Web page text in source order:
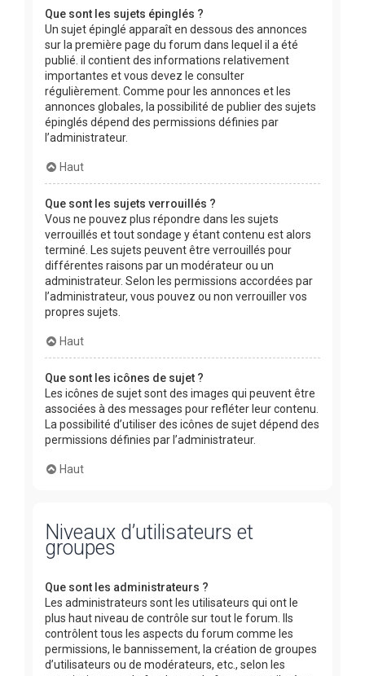
Que sont les sujets épinglés ?
Un sujet épinglé apparaît en dessous des annonces
sur la première page du forum dans lequel il a été
publié. il contient des informations relativement
importantes et vous devez le consulter
régulièrement. Comme pour les annonces et les
annonces globales, la possibilité de publier des sujets
épinglés dépend des permissions définies par
l’administrateur.
Haut
Que sont les sujets verrouillés ?
Vous ne pouvez plus répondre dans les sujets
verrouillés et tout sondage y étant contenu est alors
terminé. Les sujets peuvent être verrouillés pour
différentes raisons par un modérateur ou un
administrateur. Selon les permissions accordées par
l’administrateur, vous pouvez ou non verrouiller vos
propres sujets.
Haut
Que sont les icônes de sujet ?
Les icônes de sujet sont des images qui peuvent être
associées à des messages pour refléter leur contenu.
La possibilité d’utiliser des icônes de sujet dépend des
permissions définies par l’administrateur.
Haut
Niveaux d’utilisateurs et
groupes
Que sont les administrateurs ?
Les administrateurs sont les utilisateurs qui ont le
plus haut niveau de contrôle sur tout le forum. Ils
contrôlent tous les aspects du forum comme les
permissions, le bannissement, la création de groupes
d’utilisateurs ou de modérateurs, etc., selon les